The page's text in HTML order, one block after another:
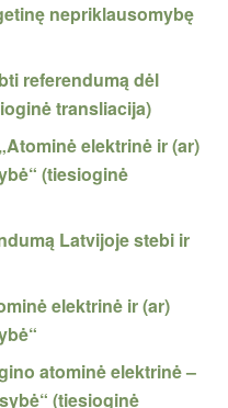
nepriklausomybę
referendumą dėl
transliacija)
elektrinė ir (ar)
(tiesioginė
Latvijoje stebi ir
elektrinė ir (ar)
atominė elektrinė –
(tiesioginė